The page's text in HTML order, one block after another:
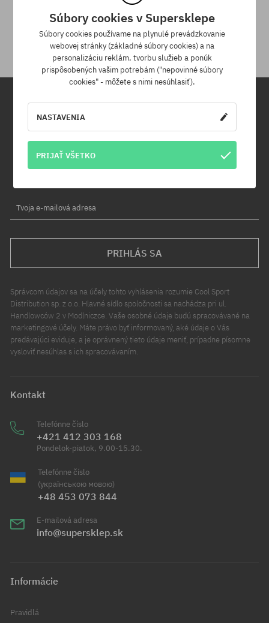
30 dní na vrátenie tovaru
Na vrátenie produktu máš 30 dní od dňa obdržania zásielky.
nových produktoch a propagačných akciách!
Navyše získaš zľavový kód -5 % na celú objednávku!
Tvoja e-mailová adresa
PRIHLÁS SA
Správcom údajov sa na účely tohto vyhlásenia rozumie Cool Sport
Distribution sp. z o.o. Hlavné sídlo spoločnosti sa nachádza pri ul.
Handlowców 2 v Modlniczce. Vaše osobné údaje budú spracovávané na
marketingové účely. Máte právo byť informovaný, aké údaje o Vás
predávajúci eviduje, a je oprávnený tieto údaje meniť, prípadne písomne
vysloviť nesúhlas s ich spracovávaním.
Kontakt
Telefónne číslo
+421 412 303 168
Pondelok-piatok, 9.00-15.30.
Telefónne číslo
(українською мовою)
+48 453 073 844
E-mailová adresa
info@supersklep.sk
Informácie
Pravidlá
Súbory cookies v Supersklepe
Súbory cookies používame na plynulé prevádzkovanie
webovej stránky (základné súbory cookies) a na
personalizáciu reklám, tvorbu služieb a ponúk
prispôsobených vašim potrebám ("nepovinné súbory
cookies" - môžete s nimi nesúhlasiť).
NASTAVENIA
PRIJAŤ VŠETKO